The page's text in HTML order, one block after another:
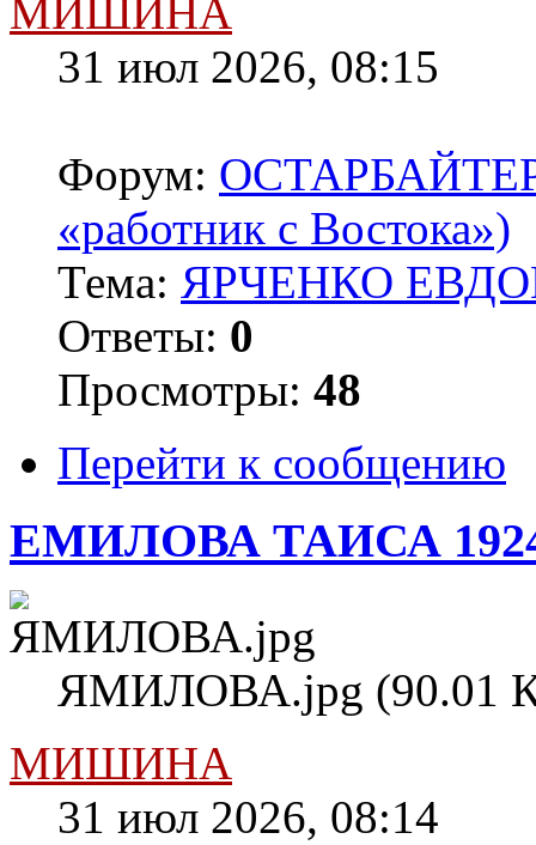
МИШИНА
31 июл 2026, 08:15
Форум:
«работник с Востока»)
Тема: ЯРЧЕНКО
Ответы: 0
Просмотры: 48
Перейти к сообщению
ЕМИЛОВА ТАИСА
ЯМИЛОВА.jpg (90.01
МИШИНА
31 июл 2026, 08:14